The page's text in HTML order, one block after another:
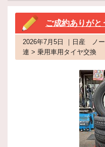
ご成約ありがと
2026年7月5日 ｜日産 ノ
連 > 乗用車用タイヤ交換